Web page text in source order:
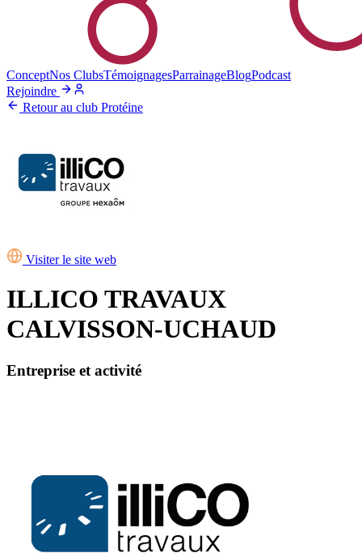
ConceptNos ClubsTémoignagesParrainageBlogPodcast
Rejoindre
Retour au club Protéine
Visiter le site web
ILLICO TRAVAUX
CALVISSON-UCHAUD
Entreprise et activité